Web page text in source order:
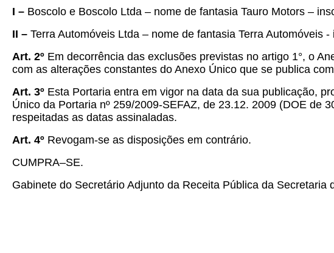
I – Boscolo e Boscolo Ltda – nome de fantasia Tauro Motors –
II – Terra Automóveis Ltda – nome de fantasia Terra Automóveis
Art. 2º Em decorrência das exclusões previstas no artigo 1°, o
com as alterações constantes do Anexo Único que se publica
Art. 3º Esta Portaria entra em vigor na data da sua publicação,
Único da Portaria nº 259/2009-SEFAZ, de 23.12. 2009 (DOE de
respeitadas as datas assinaladas.
Art. 4º Revogam-se as disposições em contrário.
CUMPRA–SE.
Gabinete do Secretário Adjunto da Receita Pública da